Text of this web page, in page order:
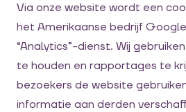
Via onze website wordt een
het Amerikaanse bedrijf
“Analytics”-dienst. Wij
te houden en rapportages te
bezoekers de website
informatie aan derden